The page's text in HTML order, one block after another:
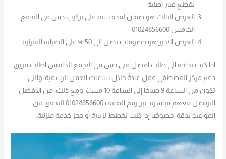
بقطع غيار اصلية
العرض الثالث هو ضمان لمدة سنة علي تركيب دش في التجمع
الخامس 01024856600
العرض الاخير هو خصومات تصل الي 50 % علي الصيانة المنزلية
اذا كنت بحاجة الي طلب افضل فني دش في التجمع الخامس اطلب فريق
دعم مركز المصطفي عمل عادةً خلال ساعات العمل الرسمية، والتي
تكون من الساعة 9 صباحًا إلى الساعة 10 مساءً. ومع ذلك، من الأفضل
التواصل معهم مباشرة عبر رقم الهاتف 01024856600 للتحقق من
المواعيد بدقة، خصوصًا إذا كنت تخطط لزيارة أو حجز خدمة منزلية.